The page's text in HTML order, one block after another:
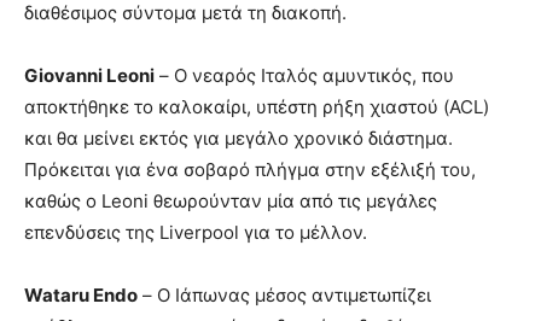
διαθέσιμος σύντομα μετά τη διακοπή.
Giovanni Leoni – Ο νεαρός Ιταλός αμυντικός, που
αποκτήθηκε το καλοκαίρι, υπέστη ρήξη χιαστού (ACL)
και θα μείνει εκτός για μεγάλο χρονικό διάστημα.
Πρόκειται για ένα σοβαρό πλήγμα στην εξέλιξή του,
καθώς ο Leoni θεωρούνταν μία από τις μεγάλες
επενδύσεις της Liverpool για το μέλλον.
Wataru Endo – Ο Ιάπωνας μέσος αντιμετωπίζει